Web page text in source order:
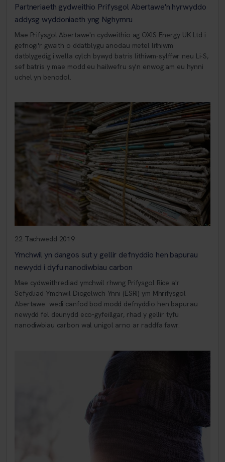
Partneriaeth gydweithio Prifysgol Abertawe'n hyrwyddo
addysg wyddoniaeth yng Nghymru
Mae Prifysgol Abertawe'n cydweithio ag OXIS Energy UK Ltd i
gefnogi'r gwaith o ddatblygu anodau metel lithiwm
datblygedig i wella cylch bywyd batris lithiwm-sylffwr neu Li-S,
sef batris y mae modd eu hailwefru sy'n enwog am eu hynni
uchel yn benodol.
22 Tachwedd 2019
Ymchwil yn dangos sut y gellir defnyddio hen bapurau
newydd i dyfu nanodiwbiau carbon
Mae cydweithrediad ymchwil rhwng Prifysgol Rice a'r
Sefydliad Ymchwil Diogelwch Ynni (ESRI) ym Mhrifysgol
Abertawe wedi canfod bod modd defnyddio hen bapurau
newydd fel deunydd eco-gyfeillgar, rhad y gellir tyfu
nanodiwbiau carbon wal unigol arno ar raddfa fawr.